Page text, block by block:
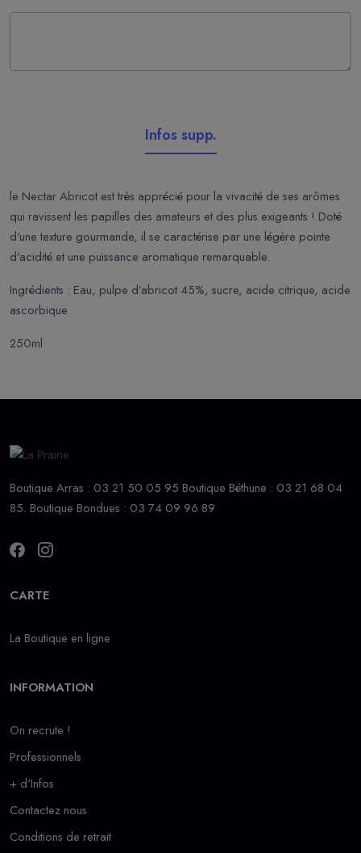
Infos supp.
le Nectar Abricot est très apprécié pour la vivacité de ses arômes
qui ravissent les papilles des amateurs et des plus exigeants ! Doté
d'une texture gourmande, il se caractérise par une légère pointe
d'acidité et une puissance aromatique remarquable.
Ingrédients : Eau, pulpe d’abricot 45%, sucre, acide citrique, acide
ascorbique
250ml
Boutique Arras : 03 21 50 05 95 Boutique Béthune : 03 21 68 04
85. Boutique Bondues : 03 74 09 96 89
CARTE
La Boutique en ligne
INFORMATION
On recrute !
Professionnels
+ d'Infos
Contactez nous
Conditions de retrait